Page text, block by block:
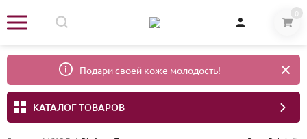
0
Подари своей коже молодость!
КАТАЛОГ ТОВАРОВ